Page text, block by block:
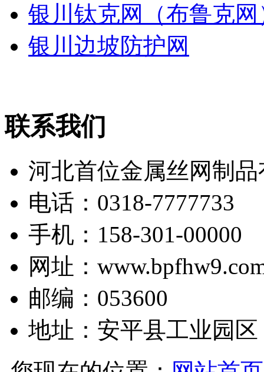
银川钛克网（布鲁克网
银川边坡防护网
联系我们
河北首位金属丝网制
电话：0318-7777733
手机：158-301-00000
网址：
邮编：053600
地址：安平县工业园区